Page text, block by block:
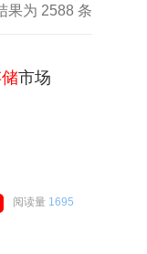
果为 2588 条
市场
阅读量 1695